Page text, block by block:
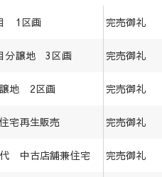
1区画 完売御礼
分譲地 3区画 完売御礼
譲地 2区画 完売御礼
宅再生販売 完売御礼
中古店舗兼住宅 完売御礼